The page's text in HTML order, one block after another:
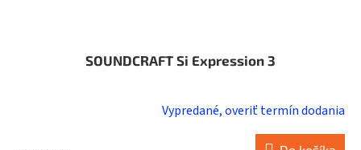
SOUNDCRAFT Si Expression 3
Vypredané, overiť termín dodania